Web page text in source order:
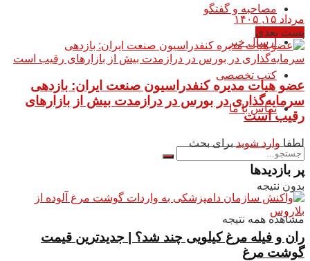
مصاحبه و گفتگو
ارسال خبر
کتب تخصصی
تماس با ما
بدون نتیجه
مشاهده همه نتیجه
مرداد ۱۵, ۱۴۰۵
پست بعدی
عضو هیات مدیره کنفدراسیون صنعت ایران: بازدهی
سرمایه‌گذاری در بورس در درازمدت بیش از بازارهای
رقیب است
لطفا وارد شوید برای بحث
پر بازدیدها
ران و فیله مرغ کیلویی چند شد؟ | جدیدترین قیمت
گوشت مرغ